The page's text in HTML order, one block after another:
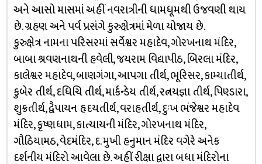
અને આસો માસમાં અહીં નવરાત્રીની ધામધૂમથી ઉજવણી થાય
છે. ગ્રહણ અને પર્વ પ્રસંગે કુરુક્ષેત્રમાં મેળા યોજાય છે.
કુરુક્ષેત્ર નામના પરિસરમાં સર્વેશ્વર મહાદેવ, ગોરખનાથ મંદિર,
બાબા શ્રવણનાથની હવેલી, જયરામ વિદ્યાપીઠ, બિરલા મંદિર,
કાલેશ્વર મહાદેવ, બાણગંગા, આપગા તીર્થ, ભૂરિસર, કામ્યાતીર્થ,
કુબેર તીર્થ, દધિચિ તીર્થ, માર્કન્ડેય તીર્થ, રત્નયજ્ઞા તીર્થ, પિણ્ડારા,
શુક્રતીર્થ, દ્વૈપાયન હૃદયતીર્થ, વરાહતીર્થ, દુઃખ ભંજેશ્વર મહાદેવ
મંદિર, કૃષ્ણધામ, કાત્યાયની મંદિર, ગોરખનાથ મંદિર,
ગૌઠિયામઠ, વેદમંદિર, દ. મુખી હનુમાન મંદિર વગેરે અનેક
દર્શનીય મંદિરો આવેલા છે. અહીં રીક્ષા દ્વારા બધા મંદિરોના